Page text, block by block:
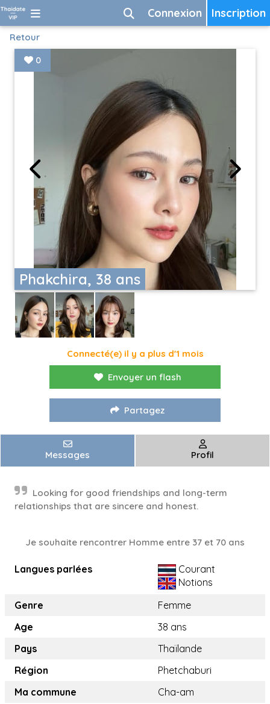
Inscription
Connexion
Retour
Phakchira, 38 ans
0
Connecté(e) il y a plus d'1 mois
Envoyer un flash
Partagez
Messages Profil
Looking for good friendships and long-term
relationships that are sincere and honest.
Je souhaite rencontrer Homme entre 37 et 70 ans
Langues parlées
Courant
Notions
Genre
Femme
Age
38 ans
Pays
Thaïlande
Région
Phetchaburi
Ma commune
Cha-am